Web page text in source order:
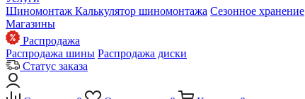
Шиномонтаж Калькулятор шиномонтажа Сезонное хранение
Магазины
Распродажа
Распродажа шины Распродажа диски
Статус заказа